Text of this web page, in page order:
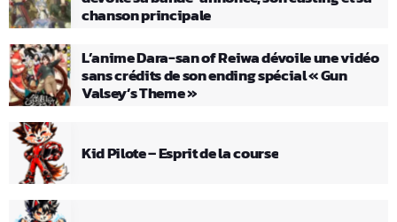
chanson principale
L’anime Dara-san of Reiwa dévoile une vidéo
sans crédits de son ending spécial « Gun
Valsey’s Theme »
Kid Pilote – Esprit de la course